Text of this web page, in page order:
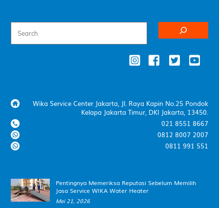
Wika Service Center Jakarta, Jl. Raya Kapin No.25 Pondok
Kelapa Jakarta Timur, DKI Jakarta, 13450.
021 8551 8667
0812 8007 2007
0811 991 551
Pentingnya Memeriksa Reputasi Sebelum Memilih
Jasa Service WIKA Water Heater
Mei 21, 2026